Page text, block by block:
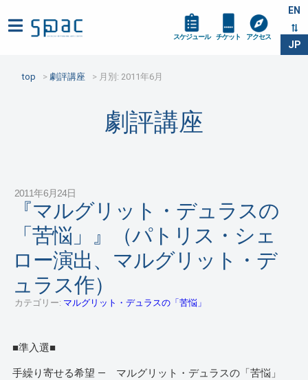
EN
JP
スケジュール チケット アクセス
top 劇評講座 月別: 2011年6月
劇評講座
2011年6月24日
『マルグリット・デュラスの
「苦悩」』（パトリス・シェ
ロー演出、マルグリット・デ
ュラス作）
カテゴリー: マルグリット・デュラスの「苦悩」
■準入選■
手繰り寄せる希望 — マルグリット・デュラスの「苦悩」